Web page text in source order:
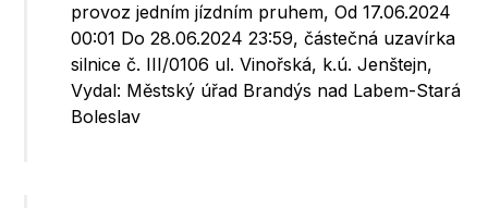
provoz jedním jízdním pruhem, Od 17.06.2024
00:01 Do 28.06.2024 23:59, částečná uzavírka
silnice č. III/0106 ul. Vinořská, k.ú. Jenštejn,
Vydal: Městský úřad Brandýs nad Labem-Stará
Boleslav